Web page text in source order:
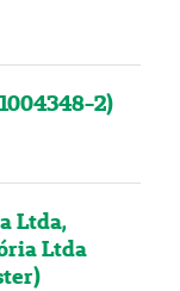
2)
Ltda,
Ltda